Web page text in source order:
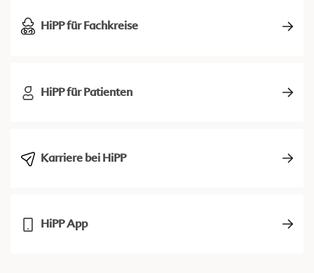
HiPP für Fachkreise
HiPP für Patienten
Karriere bei HiPP
HiPP App